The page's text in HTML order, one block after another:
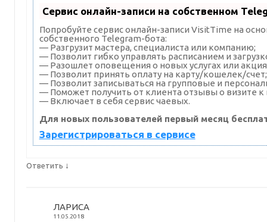
Сервис онлайн-записи на собственном
Попробуйте сервис онлайн-записи VisitTime на
собственного Telegram-бота:
— Разгрузит мастера, специалиста или компанию;
— Позволит гибко управлять расписанием и
— Разошлет оповещения о новых услугах или
— Позволит принять оплату на карту/кошелек/счет;
— Позволит записываться на групповые и
— Поможет получить от клиента отзывы о визите к
— Включает в себя сервис чаевых.
Для новых пользователей первый месяц
Зарегистрироваться в сервисе
Ответить ↓
ЛАРИСА
11.05.2018